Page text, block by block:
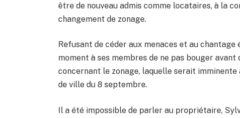
être de nouveau admis comme locataires, à la
changement de zonage.
Refusant de céder aux menaces et au
moment à ses membres de ne pas bouger
concernant le zonage, laquelle serait
de ville du 8 septembre.
Il a été impossible de parler au propriétaire,